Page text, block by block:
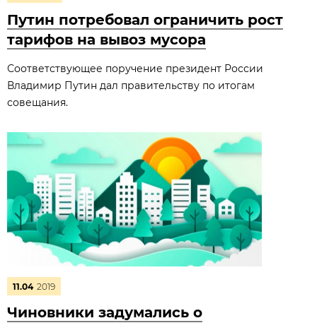
Путин потребовал ограничить рост
тарифов на вывоз мусора
Соответствующее поручение президент России
Владимир Путин дал правительству по итогам
совещания.
11.04 2019
Чиновники задумались о